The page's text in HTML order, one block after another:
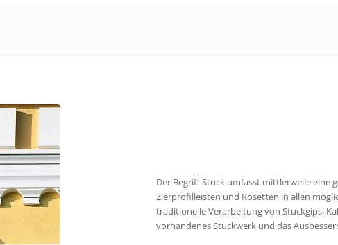
Der Begriff Stuck umfasst mittlerweile eine
Zierprofilleisten und Rosetten in allen
traditionelle Verarbeitung von Stuckgips,
vorhandenes Stuckwerk und das